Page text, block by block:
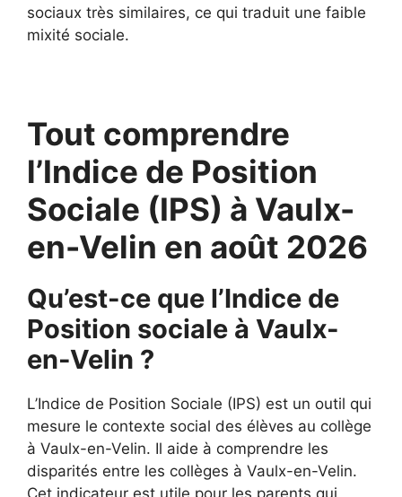
sociaux très similaires, ce qui traduit une faible
mixité sociale.
Tout comprendre
l’Indice de Position
Sociale (IPS) à Vaulx-
en-Velin en août 2026
Qu’est-ce que l’Indice de
Position sociale à Vaulx-
en-Velin ?
L’Indice de Position Sociale (IPS) est un outil qui
mesure le contexte social des élèves au collège
à Vaulx-en-Velin. Il aide à comprendre les
disparités entre les collèges à Vaulx-en-Velin.
Cet indicateur est utile pour les parents qui